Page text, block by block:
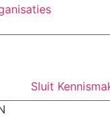
Sluit